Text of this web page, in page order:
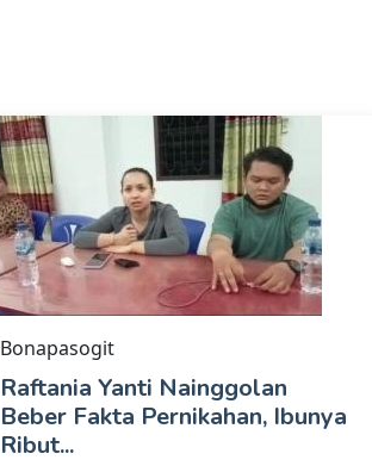
Bonapasogit
Raftania Yanti Nainggolan
Beber Fakta Pernikahan, Ibunya
Ribut...